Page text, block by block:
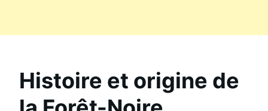
Histoire et origine de